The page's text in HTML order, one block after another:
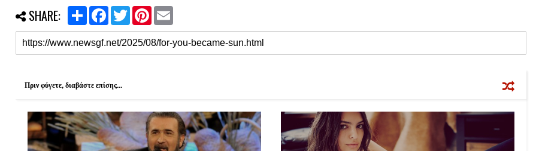
SHARE:
S
a
r
e
F
c
e
b
o
T
i
t
t
e
P
n
t
e
r
a
i
l
Πριν φύγετε, διαβάστε επίσης...